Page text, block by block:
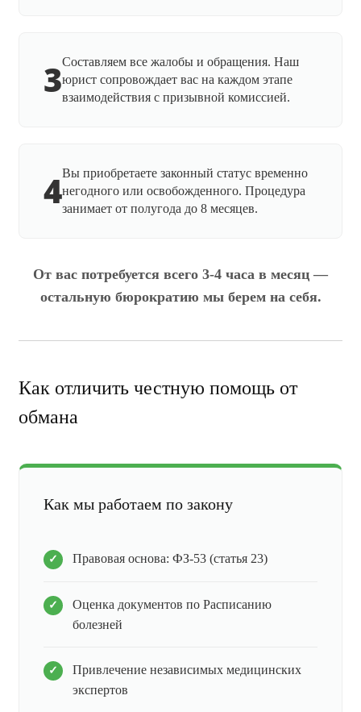
3Составляем все жалобы и обращения. Наш
юрист сопровождает вас на каждом этапе
взаимодействия с призывной комиссией.
4Вы приобретаете законный статус временно
негодного или освобожденного. Процедура
занимает от полугода до 8 месяцев.
От вас потребуется всего 3-4 часа в месяц —
остальную бюрократию мы берем на себя.
Как отличить честную помощь от
обмана
Как мы работаем по закону
Правовая основа: ФЗ-53 (статья 23)
Оценка документов по Расписанию
болезней
Привлечение независимых медицинских
экспертов